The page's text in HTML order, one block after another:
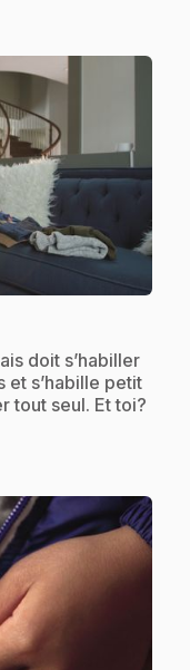
doit s’habiller
et s’habille petit
tout seul. Et toi?